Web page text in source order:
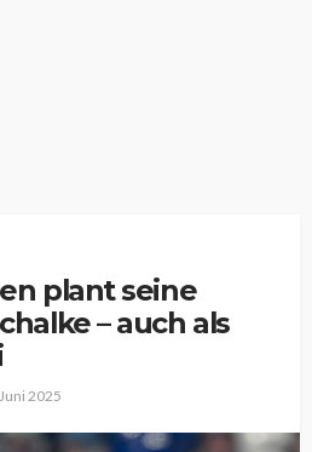
plant seine
– auch als
2025